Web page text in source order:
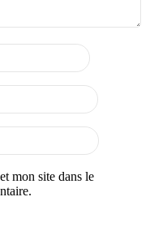
mon site dans le